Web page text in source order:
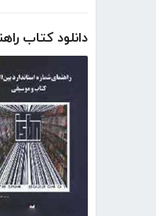
دانلود کتاب